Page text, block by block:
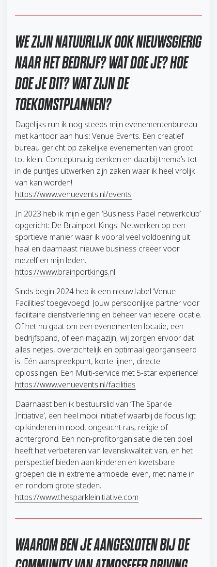
WE ZIJN NATUURLIJK OOK NIEUWSGIERIG
NAAR HET BEDRIJF? WAT DOE JE? HOE
DOE JE DIT? WAT ZIJN DE
TOEKOMSTPLANNEN?
Dagelijks run ik nog steeds mijn evenementenbureau
met kantoor aan huis: Venue Events. Een creatief
bureau gericht op zakelijke evenementen van groot
tot klein. Conceptmatig denken en daarbij thema’s tot
in de puntjes uitwerken zijn zaken waar ik heel vrolijk
van kan worden!
https://www.venuevents.nl/events
In 2023 heb ik mijn eigen ‘Business Padel netwerkclub’
opgericht: De Brainport Kings. Netwerken op een
sportieve manier waar ik vooral veel voldoening uit
haal en daarnaast nieuwe business creëer voor
mezelf en mijn leden.
https://www.brainportkings.nl
Sinds begin 2024 heb ik een nieuw label ‘Venue
Facilities’ toegevoegd: Jouw persoonlijke partner voor
facilitaire dienstverlening en beheer van iedere locatie.
Of het nu gaat om een evenementen locatie, een
bedrijfspand, of een magazijn, wij zorgen ervoor dat
alles netjes, overzichtelijk en optimaal georganiseerd
is. Eén aanspreekpunt, korte lijnen, directe
oplossingen. Een Multi-service met 5-star experience!
https://www.venuevents.nl/facilities
Daarnaast ben ik bestuurslid van ‘The Sparkle
Initiative’, een heel mooi initiatief waarbij de focus ligt
op kinderen in nood, ongeacht ras, religie of
achtergrond. Een non-profitorganisatie die ten doel
heeft het verbeteren van levenskwaliteit van, en het
perspectief bieden aan kinderen en kwetsbare
groepen die in extreme armoede leven, met name in
en rondom grote steden.
https://www.thesparkleinitiative.com
WAAROM BEN JE AANGESLOTEN BIJ DE